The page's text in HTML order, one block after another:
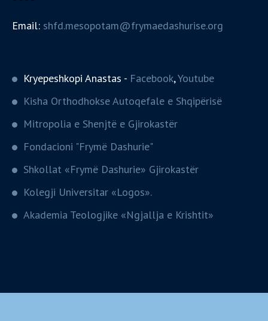
Email: shfd.mesopotam@frymaedashurise.org
Kryepeshkopi Anastas - Facebook,Youtube
Kisha Orthodhokse Autoqefale e Shqipërisë
Mitropolia e Shenjtë e Gjirokastër
Fondacioni "Frymë Dashurie"
Shkollat «Frymë Dashurie» Gjirokastër
Kolegji Universitar «Logos».
Akademia Teologjike «Ngjallja e Krishtit»